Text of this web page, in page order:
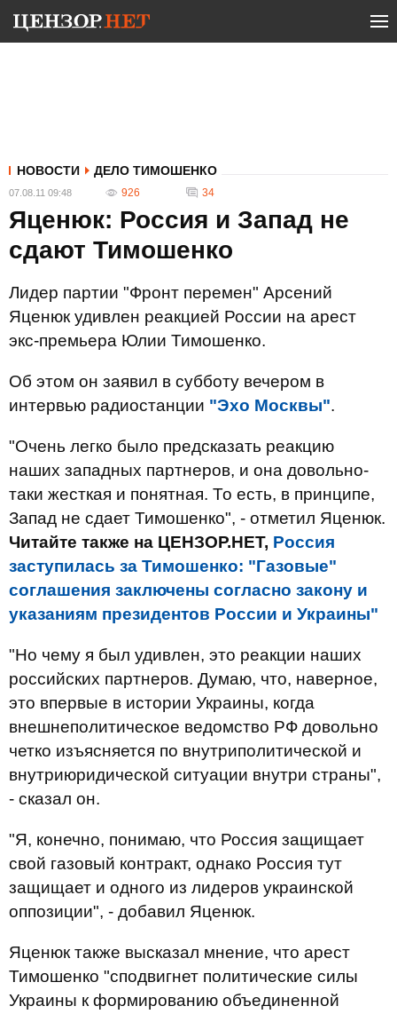
НОВОСТИ ДЕЛО ТИМОШЕНКО
07.08.11 09:48 926 34
Яценюк: Россия и Запад не
сдают Тимошенко
Лидер партии "Фронт перемен" Арсений
Яценюк удивлен реакцией России на арест
экс-премьера Юлии Тимошенко.
Об этом он заявил в субботу вечером в
интервью радиостанции "Эхо Москвы".
"Очень легко было предсказать реакцию
наших западных партнеров, и она довольно-
таки жесткая и понятная. То есть, в принципе,
Запад не сдает Тимошенко", - отметил Яценюк.
Читайте также на ЦЕНЗОР.НЕТ, Россия
заступилась за Тимошенко: "Газовые"
соглашения заключены согласно закону и
указаниям президентов России и Украины"
"Но чему я был удивлен, это реакции наших
российских партнеров. Думаю, что, наверное,
это впервые в истории Украины, когда
внешнеполитическое ведомство РФ довольно
четко изъясняется по внутриполитической и
внутриюридической ситуации внутри страны",
- сказал он.
"Я, конечно, понимаю, что Россия защищает
свой газовый контракт, однако Россия тут
защищает и одного из лидеров украинской
оппозиции", - добавил Яценюк.
Яценюк также высказал мнение, что арест
Тимошенко "сподвигнет политические силы
Украины к формированию объединенной